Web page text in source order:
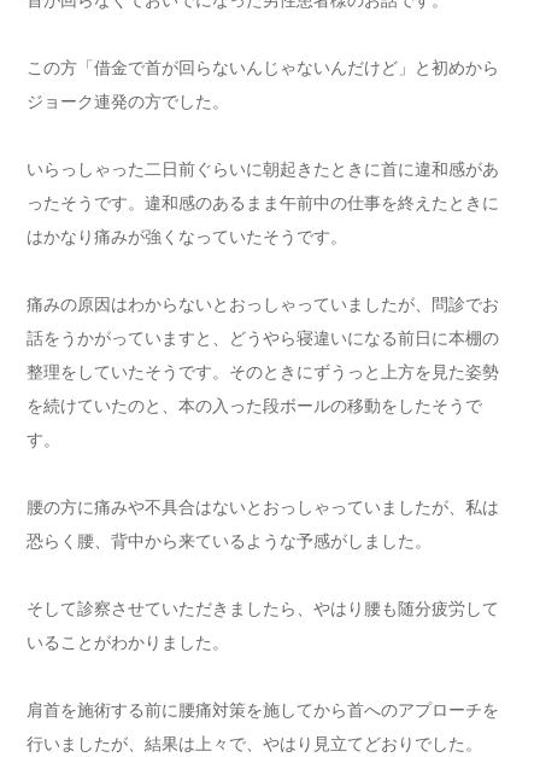
この方「借金で首が回らないんじゃないんだけど」と初めから
ジョーク連発の方でした。
いらっしゃった二日前ぐらいに朝起きたときに首に違和感があ
ったそうです。違和感のあるまま午前中の仕事を終えたときに
はかなり痛みが強くなっていたそうです。
痛みの原因はわからないとおっしゃっていましたが、問診でお
話をうかがっていますと、どうやら寝違いになる前日に本棚の
整理をしていたそうです。そのときにずうっと上方を見た姿勢
を続けていたのと、本の入った段ボールの移動をしたそうで
す。
腰の方に痛みや不具合はないとおっしゃっていましたが、私は
恐らく腰、背中から来ているような予感がしました。
そして診察させていただきましたら、やはり腰も随分疲労して
いることがわかりました。
肩首を施術する前に腰痛対策を施してから首へのアプローチを
行いましたが、結果は上々で、やはり見立てどおりでした。